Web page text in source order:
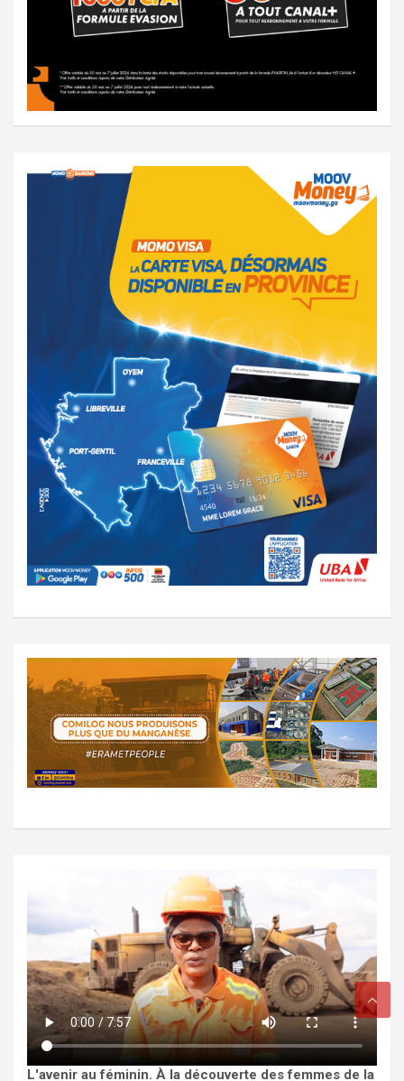
L'avenir au féminin. À la découverte des femmes de la